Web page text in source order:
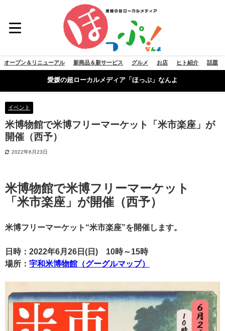
オープン＆リニューアル 新商品＆新サービス グルメ お店 ヒト紹介 話題
愛媛の超ローカルメディア「ほっぷ」なんよ
イベント
米博物館で米博フリーマーケット「米市楽座」が
開催（西予）
2022年6月23日
米博物館で米博フリーマーケット
「米市楽座」が開催（西予）
米博フリーマーケット“米市楽座”を開催します。
日時：2022年6月26日(日) 10時～15時
場所： 宇和米博物館（グーグルマップ）